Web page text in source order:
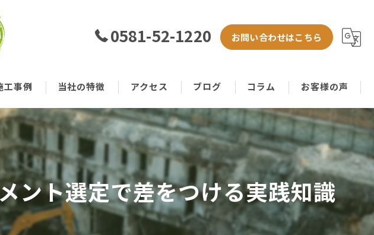
0581-52-1220 お問い合わせはこちら
工事例 当社の特徴
戸建て
空き家
鉄骨
アパート
アクセス ブログ コラム お客様の声
ント選定で差をつける実践知識